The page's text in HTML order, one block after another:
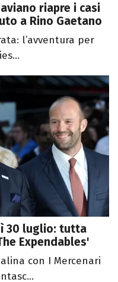
riapre i casi
a Rino Gaetano
l’avventura per
30 luglio: tutta
Expendables'
con I Mercenari